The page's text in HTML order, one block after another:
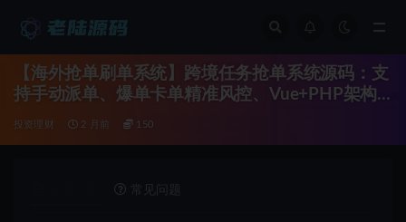
【海外抢单刷单系统】跨境任务抢单系统源码：支
持手动派单、爆单卡单精准风控、Vue+PHP架构
带完整教程
投资理财 2 月前 150
常见问题